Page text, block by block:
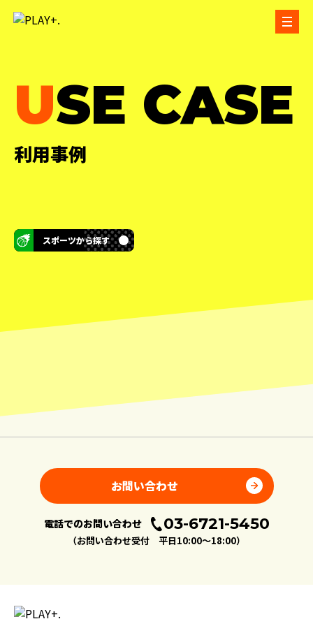
USE CASE
利用事例
スポーツから探す
お問い合わせ
電話でのお問い合わせ 03-6721-5450
（お問い合わせ受付 平日10:00〜18:00）